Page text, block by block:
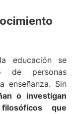
educación se
de personas
enseñanza. Sin
o investigan
que